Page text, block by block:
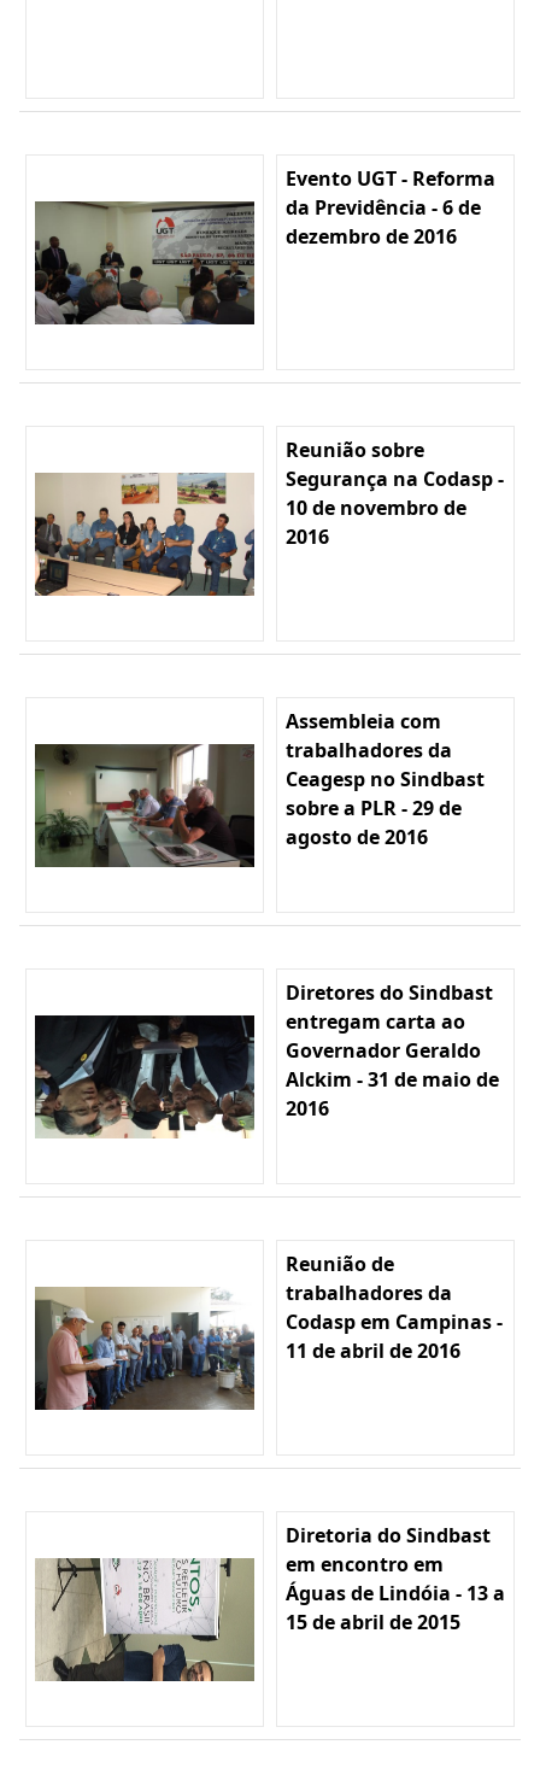
Evento UGT - Reforma
da Previdência - 6 de
dezembro de 2016
Reunião sobre
Segurança na Codasp -
10 de novembro de
2016
Assembleia com
trabalhadores da
Ceagesp no Sindbast
sobre a PLR - 29 de
agosto de 2016
Diretores do Sindbast
entregam carta ao
Governador Geraldo
Alckim - 31 de maio de
2016
Reunião de
trabalhadores da
Codasp em Campinas -
11 de abril de 2016
Diretoria do Sindbast
em encontro em
Águas de Lindóia - 13 a
15 de abril de 2015